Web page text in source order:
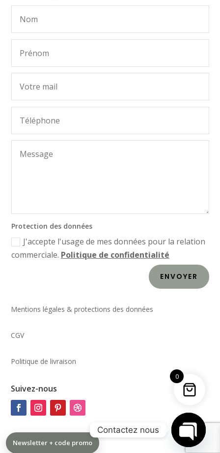
Protection des données
J'accepte l'usage de mes données pour la relation
commerciale. Politique de confidentialité
ENVOYER
Mentions légales & protections des données
CGV
Politique de livraison
Suivez-nous
Newsletter + code promo
0
Contactez nous